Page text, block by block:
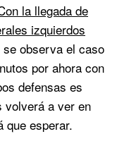
la llegada de
izquierdos
se observa el caso
por ahora con
defensas es
volverá a ver en
que esperar.